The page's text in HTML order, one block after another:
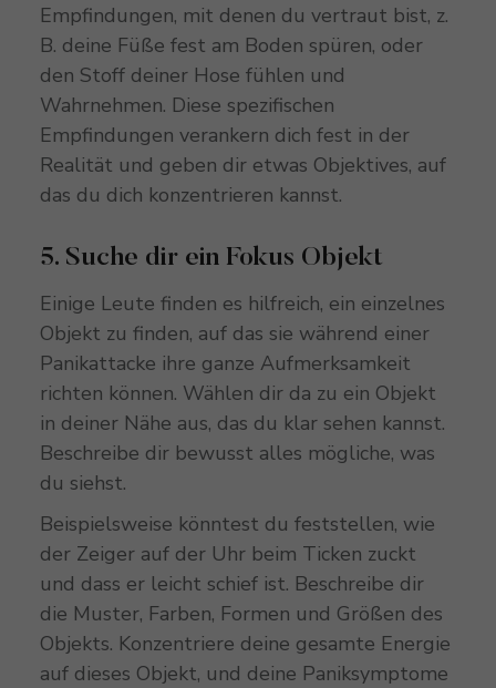
Empfindungen, mit denen du vertraut bist, z.
B. deine Füße fest am Boden spüren, oder
den Stoff deiner Hose fühlen und
Wahrnehmen. Diese spezifischen
Empfindungen verankern dich fest in der
Realität und geben dir etwas Objektives, auf
das du dich konzentrieren kannst.
5. Suche dir ein Fokus Objekt
Einige Leute finden es hilfreich, ein einzelnes
Objekt zu finden, auf das sie während einer
Panikattacke ihre ganze Aufmerksamkeit
richten können. Wählen dir da zu ein Objekt
in deiner Nähe aus, das du klar sehen kannst.
Beschreibe dir bewusst alles mögliche, was
du siehst.
Beispielsweise könntest du feststellen, wie
der Zeiger auf der Uhr beim Ticken zuckt
und dass er leicht schief ist. Beschreibe dir
die Muster, Farben, Formen und Größen des
Objekts. Konzentriere deine gesamte Energie
auf dieses Objekt, und deine Paniksymptome